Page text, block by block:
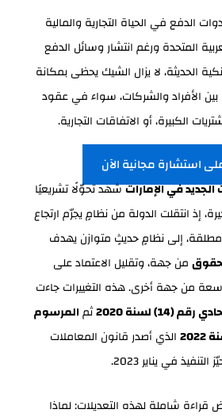
الدفع في الحياة التجارية والمالية
المتحدة ورغم انتشار وسائل الدفع
الحديثة، لا يزال الشيك يحظى بمكانة
الأفراد والشركات، سواء في عقود
الكبيرة، أو الاتفاقات التجارية.
استشارة مجانية الآن
في الإماراتشهد تحوّلًا تشريعيًا
إذ انتقلت الدولة من نظامٍ يجرّم ارتجاع
إلى نظامٍ حديثٍ متوازن يهدف
من جهة، وتقليل الاعتماد على
من جهة أخرى. هذه التغييرات جاءت
(14) لسنة 2020 ثمالمرسوم
الذي أصدر قانون المعاملات
في يناير 2023.
شاملة لهذه التعديلات: لماذا